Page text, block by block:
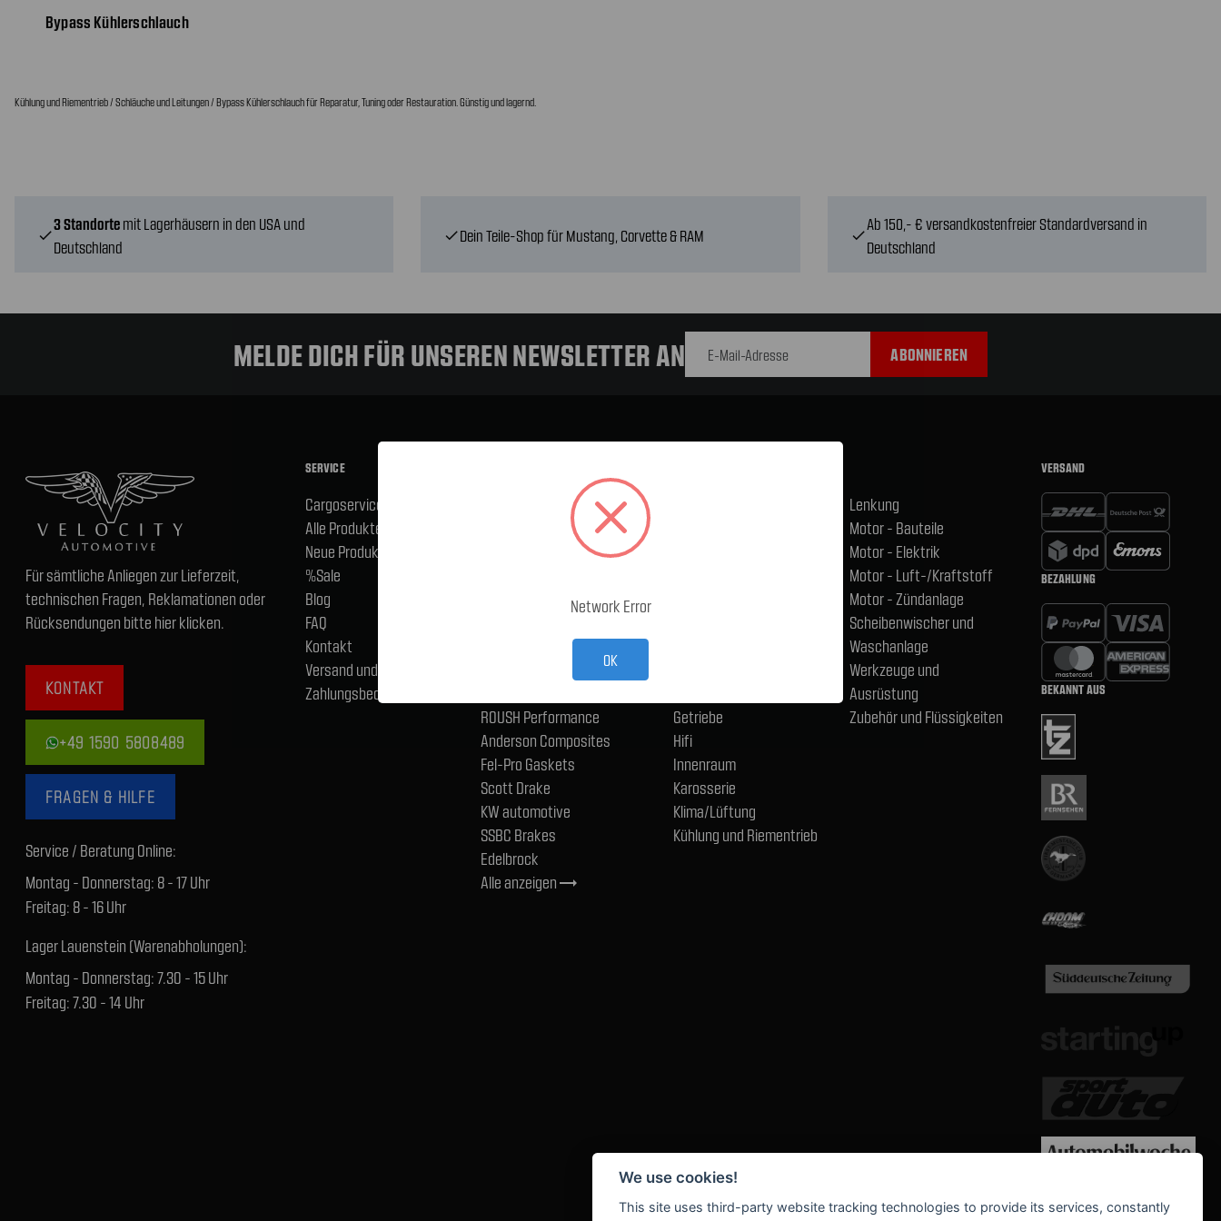
Bypass Kühlerschlauch
Kühlung und Riementrieb / Schläuche und Leitungen / Bypass Kühlerschlauch für Reparatur, Tuning oder Restauration. Günstig und lagernd.
check
3 Standorte mit Lagerhäusern in den USA und
Deutschland
checkDein Teile-Shop für Mustang, Corvette & RAM check
Ab 150,- € versandkostenfreier Standardversand in
Deutschland
MELDE DICH FÜR UNSEREN NEWSLETTER AN
Für sämtliche Anliegen zur Lieferzeit,
technischen Fragen, Reklamationen oder
Rücksendungen bitte hier klicken.
KONTAKT
+49 1590 5808489
FRAGEN & HILFE
Service / Beratung Online:
Montag - Donnerstag: 8 - 17 Uhr
Freitag: 8 - 16 Uhr
Lager Lauenstein (Warenabholungen):
Montag - Donnerstag: 7.30 - 15 Uhr
Freitag: 7.30 - 14 Uhr
SERVICE
Cargoservice
Alle Produkte
Neue Produkte
%Sale
Blog
FAQ
Kontakt
Versand und
Zahlungsbedingungen
Ford Performance Racing
ROUSH Performance
Anderson Composites
Fel-Pro Gaskets
Scott Drake
KW automotive
SSBC Brakes
Edelbrock
Alle anzeigentrending_flat
Getriebe
Hifi
Innenraum
Karosserie
Klima/Lüftung
Kühlung und Riementrieb
Lenkung
Motor - Bauteile
Motor - Elektrik
Motor - Luft-/Kraftstoff
Motor - Zündanlage
Scheibenwischer und
Waschanlage
Werkzeuge und
Ausrüstung
Zubehör und Flüssigkeiten
VERSAND
BEZAHLUNG
BEKANNT AUS
WE SUPPORT
Network Error
OK
We use cookies!
This site uses third-party website tracking technologies to provide its services, constantly